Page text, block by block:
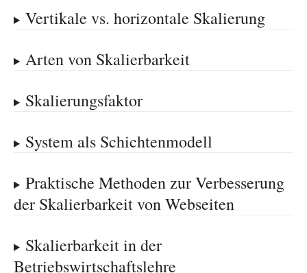
Vertikale vs. horizontale Skalierung
Arten von Skalierbarkeit
Skalierungsfaktor
System als Schichtenmodell
Praktische Methoden zur Verbesserung
der Skalierbarkeit von Webseiten
Skalierbarkeit in der
Betriebswirtschaftslehre